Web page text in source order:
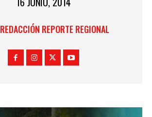
REDACCIÓN REPORTE REGIONAL